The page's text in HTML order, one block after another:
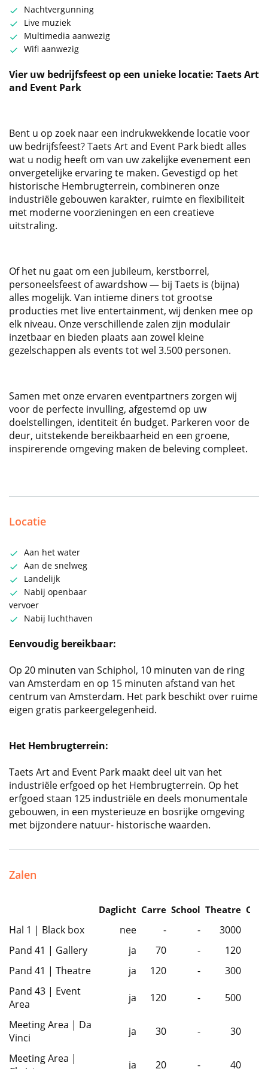
Nachtvergunning
Live muziek
Multimedia aanwezig
Wifi aanwezig
Vier uw bedrijfsfeest op een unieke locatie: Taets Art
and Event Park
Bent u op zoek naar een indrukwekkende locatie voor
uw bedrijfsfeest? Taets Art and Event Park biedt alles
wat u nodig heeft om van uw zakelijke evenement een
onvergetelijke ervaring te maken. Gevestigd op het
historische Hembrugterrein, combineren onze
industriële gebouwen karakter, ruimte en flexibiliteit
met moderne voorzieningen en een creatieve
uitstraling.
Of het nu gaat om een jubileum, kerstborrel,
personeelsfeest of awardshow — bij Taets is (bijna)
alles mogelijk. Van intieme diners tot grootse
producties met live entertainment, wij denken mee op
elk niveau. Onze verschillende zalen zijn modulair
inzetbaar en bieden plaats aan zowel kleine
gezelschappen als events tot wel 3.500 personen.
Samen met onze ervaren eventpartners zorgen wij
voor de perfecte invulling, afgestemd op uw
doelstellingen, identiteit én budget. Parkeren voor de
deur, uitstekende bereikbaarheid en een groene,
inspirerende omgeving maken de beleving compleet.
Locatie
Aan het water
Aan de snelweg
Landelijk
Nabij openbaar
vervoer
Nabij luchthaven
Eenvoudig bereikbaar:
Op 20 minuten van Schiphol, 10 minuten van de ring
van Amsterdam en op 15 minuten afstand van het
centrum van Amsterdam. Het park beschikt over ruime
eigen gratis parkeergelegenheid.
Het Hembrugterrein:
Taets Art and Event Park maakt deel uit van het
industriële erfgoed op het Hembrugterrein. Op het
erfgoed staan 125 industriële en deels monumentale
gebouwen, in een mysterieuze en bosrijke omgeving
met bijzondere natuur- historische waarden.
Zalen
Daglicht Carre School Theatre
Hal 1 | Black box nee - -
3000
Pand 41 | Gallery
ja 70 -
120
Pand 41 | Theatre
ja 120 -
300
Pand 43 | Event
Area
ja 120 - 500
Meeting Area | Da
Vinci
ja 30 - 30
Meeting Area |
ja 20 - 40